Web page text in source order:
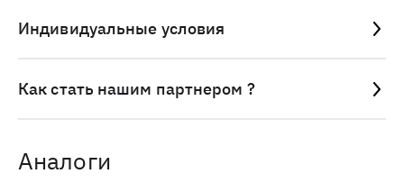
Индивидуальные условия
Как стать нашим партнером ?
Аналоги